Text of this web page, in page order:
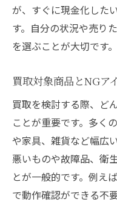
が、すぐに現金化した
す。自分の状況や売り
を選ぶことが大切です。
買取対象商品とNGア
買取を検討する際、ど
ことが重要です。多く
や家具、雑貨など幅広
悪いものや故障品、衛
とが一般的です。例え
で動作確認ができる不